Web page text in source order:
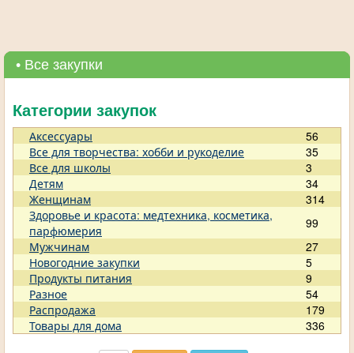
• Все закупки
Категории закупок
Аксессуары
56
Все для творчества: хобби и рукоделие
35
Все для школы
3
Детям
34
Женщинам
314
Здоровье и красота: медтехника, косметика,
парфюмерия
99
Мужчинам
27
Новогодние закупки
5
Продукты питания
9
Разное
54
Распродажа
179
Товары для дома
336